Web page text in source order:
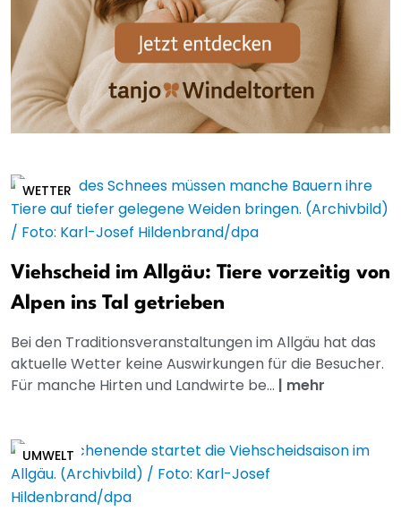
WETTER
Viehscheid im Allgäu: Tiere vorzeitig von
Alpen ins Tal getrieben
Bei den Traditionsveranstaltungen im Allgäu hat das
aktuelle Wetter keine Auswirkungen für die Besucher.
Für manche Hirten und Landwirte be... | mehr
UMWELT